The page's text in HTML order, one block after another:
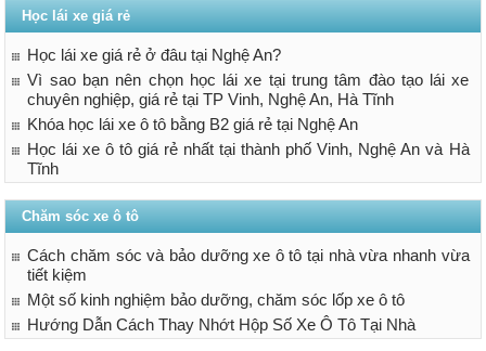
Học lái xe giá rẻ
Học lái xe giá rẻ ở đâu tại Nghệ An?
Vì sao bạn nên chọn học lái xe tại trung tâm đào tạo lái xe
chuyên nghiệp, giá rẻ tại TP Vinh, Nghệ An, Hà Tĩnh
Khóa học lái xe ô tô bằng B2 giá rẻ tại Nghệ An
Học lái xe ô tô giá rẻ nhất tại thành phố Vinh, Nghệ An và Hà
Tĩnh
Chăm sóc xe ô tô
Cách chăm sóc và bảo dưỡng xe ô tô tại nhà vừa nhanh vừa
tiết kiệm
Một số kinh nghiệm bảo dưỡng, chăm sóc lốp xe ô tô
Hướng Dẫn Cách Thay Nhớt Hộp Số Xe Ô Tô Tại Nhà